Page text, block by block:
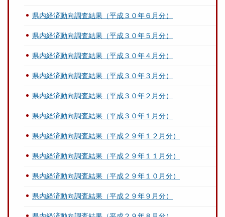
県内経済動向調査結果（平成３０年６月分）
県内経済動向調査結果（平成３０年５月分）
県内経済動向調査結果（平成３０年４月分）
県内経済動向調査結果（平成３０年３月分）
県内経済動向調査結果（平成３０年２月分）
県内経済動向調査結果（平成３０年１月分）
県内経済動向調査結果（平成２９年１２月分）
県内経済動向調査結果（平成２９年１１月分）
県内経済動向調査結果（平成２９年１０月分）
県内経済動向調査結果（平成２９年９月分）